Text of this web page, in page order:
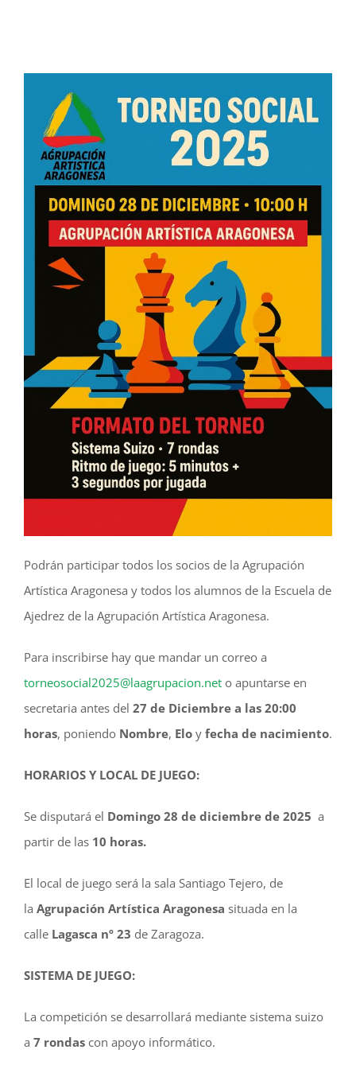
Podrán participar todos los socios de la Agrupación
Artística Aragonesa y todos los alumnos de la Escuela de
Ajedrez de la Agrupación Artística Aragonesa.
Para inscribirse hay que mandar un correo a
torneosocial2025@laagrupacion.net o apuntarse en
secretaria antes del 27 de Diciembre a las 20:00
horas, poniendo Nombre, Elo y fecha de nacimiento.
HORARIOS Y LOCAL DE JUEGO:
Se disputará el Domingo 28 de diciembre de 2025 a
partir de las 10 horas.
El local de juego será la sala Santiago Tejero, de
la Agrupación Artística Aragonesa situada en la
calle Lagasca nº 23 de Zaragoza.
SISTEMA DE JUEGO:
La competición se desarrollará mediante sistema suizo
a 7 rondas con apoyo informático.